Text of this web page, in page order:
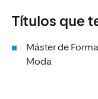
Títulos que
Máster de
Moda